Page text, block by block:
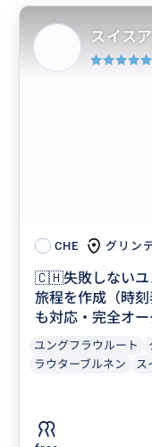
CHE グリン
🇨🇭失敗しないユ
旅程を作成（時
も対応・完全オ
ユングフラウルート
ラウターブルネン
ス
スイス